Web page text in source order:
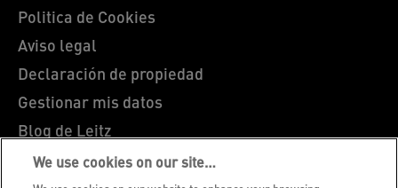
Politica de Cookies
Aviso legal
Declaración de propiedad
Gestionar mis datos
Blog de Leitz
Trabaja con nosotros
We use cookies on our site…